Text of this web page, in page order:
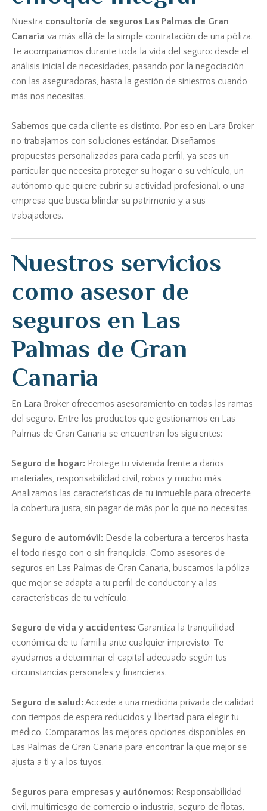
Nuestra consultoría de seguros Las Palmas de Gran
Canaria va más allá de la simple contratación de una póliza.
Te acompañamos durante toda la vida del seguro: desde el
análisis inicial de necesidades, pasando por la negociación
con las aseguradoras, hasta la gestión de siniestros cuando
más nos necesitas.
Sabemos que cada cliente es distinto. Por eso en Lara Broker
no trabajamos con soluciones estándar. Diseñamos
propuestas personalizadas para cada perfil, ya seas un
particular que necesita proteger su hogar o su vehículo, un
autónomo que quiere cubrir su actividad profesional, o una
empresa que busca blindar su patrimonio y a sus
trabajadores.
Nuestros servicios
como asesor de
seguros en Las
Palmas de Gran
Canaria
En Lara Broker ofrecemos asesoramiento en todas las ramas
del seguro. Entre los productos que gestionamos en Las
Palmas de Gran Canaria se encuentran los siguientes:
Seguro de hogar: Protege tu vivienda frente a daños
materiales, responsabilidad civil, robos y mucho más.
Analizamos las características de tu inmueble para ofrecerte
la cobertura justa, sin pagar de más por lo que no necesitas.
Seguro de automóvil: Desde la cobertura a terceros hasta
el todo riesgo con o sin franquicia. Como asesores de
seguros en Las Palmas de Gran Canaria, buscamos la póliza
que mejor se adapta a tu perfil de conductor y a las
características de tu vehículo.
Seguro de vida y accidentes: Garantiza la tranquilidad
económica de tu familia ante cualquier imprevisto. Te
ayudamos a determinar el capital adecuado según tus
circunstancias personales y financieras.
Seguro de salud:Accede a una medicina privada de calidad
con tiempos de espera reducidos y libertad para elegir tu
médico. Comparamos las mejores opciones disponibles en
Las Palmas de Gran Canaria para encontrar la que mejor se
ajusta a ti y a los tuyos.
Seguros para empresas y autónomos: Responsabilidad
civil, multirriesgo de comercio o industria, seguro de flotas,